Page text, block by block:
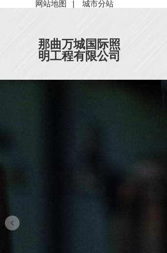
网站地图 城市分站
那曲万城国际照
明工程有限公司